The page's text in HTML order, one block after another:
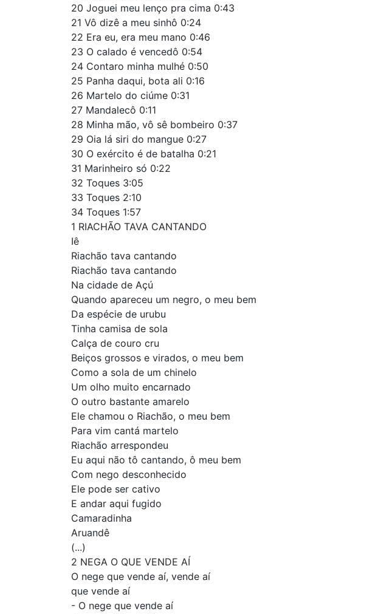
20 Joguei meu lenço pra cima 0:43
21 Vô dizê a meu sinhô 0:24
22 Era eu, era meu mano 0:46
23 O calado é vencedô 0:54
24 Contaro minha mulhé 0:50
25 Panha daqui, bota ali 0:16
26 Martelo do ciúme 0:31
27 Mandalecô 0:11
28 Minha mão, vô sê bombeiro 0:37
29 Oia lá siri do mangue 0:27
30 O exército é de batalha 0:21
31 Marinheiro só 0:22
32 Toques 3:05
33 Toques 2:10
34 Toques 1:57
1 RIACHÃO TAVA CANTANDO
Iê
Riachão tava cantando
Riachão tava cantando
Na cidade de Açú
Quando apareceu um negro, o meu bem
Da espécie de urubu
Tinha camisa de sola
Calça de couro cru
Beiços grossos e virados, o meu bem
Como a sola de um chinelo
Um olho muito encarnado
O outro bastante amarelo
Ele chamou o Riachão, o meu bem
Para vim cantá martelo
Riachão arrespondeu
Eu aqui não tô cantando, ô meu bem
Com nego desconhecido
Ele pode ser cativo
E andar aqui fugido
Camaradinha
Aruandê
(...)
2 NEGA O QUE VENDE AÍ
O nege que vende aí, vende aí
que vende aí
- O nege que vende aí